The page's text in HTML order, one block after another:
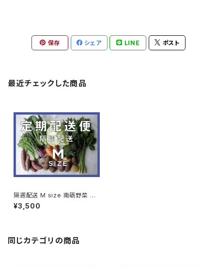
保存 シェア LINE ポスト
最近チェックした商品
隔週配送 M size 南砺野菜 定
期配送便 (9〜11種類程度のお
野菜)
¥3,500
同じカテゴリの商品